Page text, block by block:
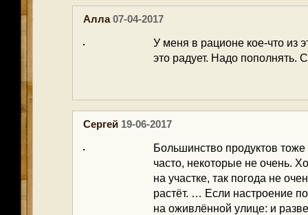
Алла07-04-2017
У меня в рационе кое-что из
это радует. Надо пополнять.
Сергей 19-06-2017
Большинство продуктов
часто, некоторые не очень.
на участке, так погода не
растёт. … Если настроение
на оживлённой улице: и